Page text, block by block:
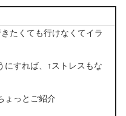
たくても行けなくてイラ
にすれば、↑ストレスもな
ょっとご紹介